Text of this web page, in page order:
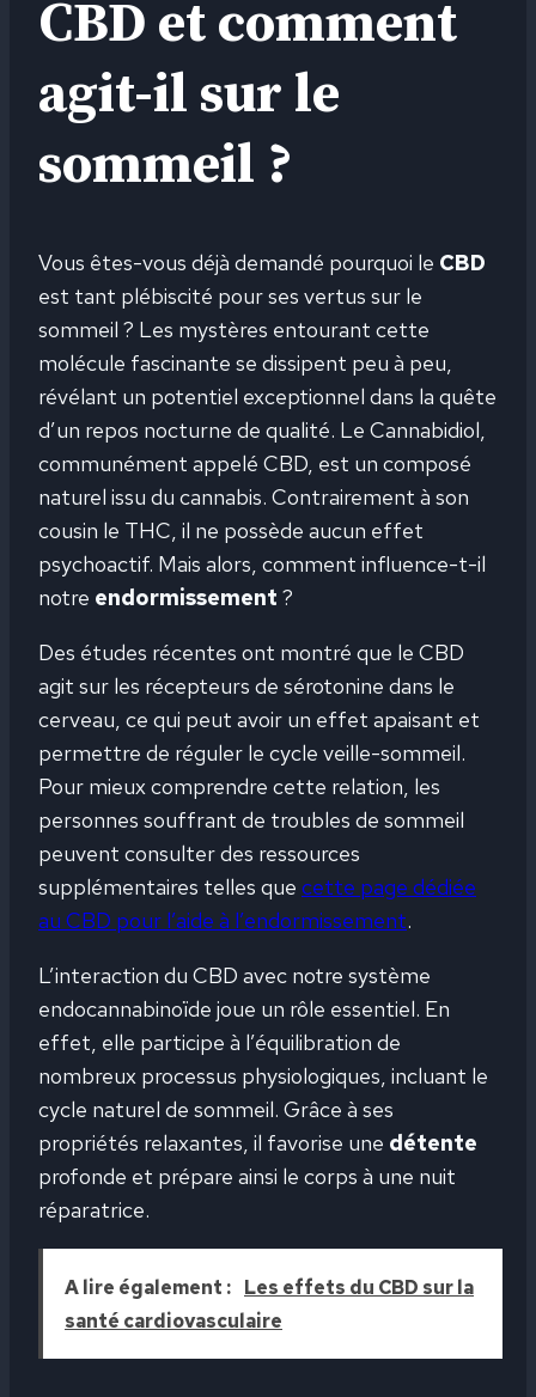
CBD et comment
agit-il sur le
sommeil ?
Vous êtes-vous déjà demandé pourquoi le CBD
est tant plébiscité pour ses vertus sur le
sommeil ? Les mystères entourant cette
molécule fascinante se dissipent peu à peu,
révélant un potentiel exceptionnel dans la quête
d’un repos nocturne de qualité. Le Cannabidiol,
communément appelé CBD, est un composé
naturel issu du cannabis. Contrairement à son
cousin le THC, il ne possède aucun effet
psychoactif. Mais alors, comment influence-t-il
notre endormissement ?
Des études récentes ont montré que le CBD
agit sur les récepteurs de sérotonine dans le
cerveau, ce qui peut avoir un effet apaisant et
permettre de réguler le cycle veille-sommeil.
Pour mieux comprendre cette relation, les
personnes souffrant de troubles de sommeil
peuvent consulter des ressources
supplémentaires telles que cette page dédiée
au CBD pour l’aide à l’endormissement.
L’interaction du CBD avec notre système
endocannabinoïde joue un rôle essentiel. En
effet, elle participe à l’équilibration de
nombreux processus physiologiques, incluant le
cycle naturel de sommeil. Grâce à ses
propriétés relaxantes, il favorise une détente
profonde et prépare ainsi le corps à une nuit
réparatrice.
A lire également : Les effets du CBD sur la
santé cardiovasculaire